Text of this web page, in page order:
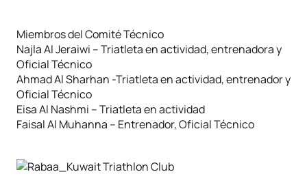
Miembros del Comité Técnico
Najla Al Jeraiwi – Triatleta en actividad, entrenadora y
Oficial Técnico
Ahmad Al Sharhan -Triatleta en actividad, entrenador y
Oficial Técnico
Eisa Al Nashmi – Triatleta en actividad
Faisal Al Muhanna – Entrenador, Oficial Técnico